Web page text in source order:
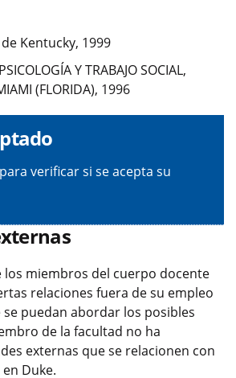
Kentucky, 1999
Y TRABAJO SOCIAL,
(FLORIDA), 1996
verificar si se acepta su
los miembros del cuerpo docente
relaciones fuera de su empleo
puedan abordar los posibles
de la facultad no ha
externas que se relacionen con
Duke.